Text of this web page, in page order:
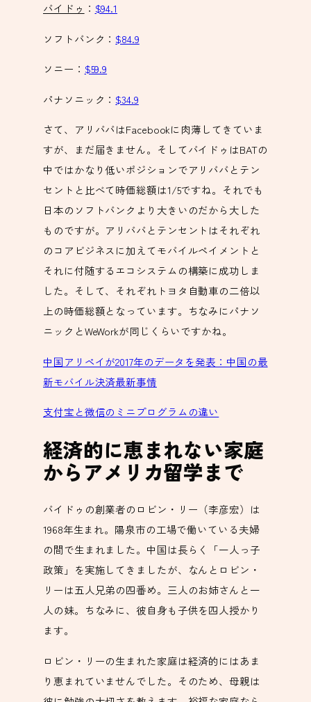
バイドゥ ： $94.1
ソフトバンク： $84.9
ソニー： $59.9
パナソニック： $34.9
さて、アリババはFacebookに肉薄してきていま
すが、まだ届きません。そしてバイドゥはBATの
中ではかなり低いポジションでアリババとテン
セントと比べて時価総額は1/5ですね。それでも
日本のソフトバンクより大きいのだから大した
ものですが。アリババとテンセントはそれぞれ
のコアビジネスに加えてモバイルペイメントと
それに付随するエコシステムの構築に成功しま
した。そして、それぞれトヨタ自動車の二倍以
上の時価総額となっています。ちなみにパナソ
ニックとWeWorkが同じくらいですかね。
中国アリペイが2017年のデータを発表：中国の最
新モバイル決済最新事情
支付宝と微信のミニプログラムの違い
経済的に恵まれない家庭
からアメリカ留学まで
バイドゥの創業者のロビン・リー（李彦宏）は
1968年生まれ。陽泉市の工場で働いている夫婦
の間で生まれました。中国は長らく「一人っ子
政策」を実施してきましたが、なんとロビン・
リーは五人兄弟の四番め。三人のお姉さんと一
人の妹。ちなみに、彼自身も子供を四人授かり
ます。
ロビン・リーの生まれた家庭は経済的にはあま
り恵まれていませんでした。そのため、母親は